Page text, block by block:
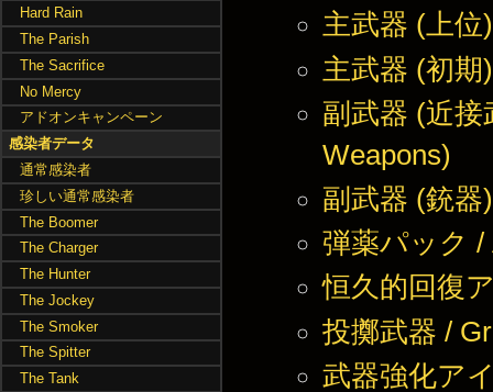
主武器 (上位
主武器 (初期
副武器 (近接
Weapons)
副武器 (銃器
弾薬パック /
恒久的回復
投擲武器 /
武器強化ア
Hard Rain
The Parish
The Sacrifice
No Mercy
アドオンキャンペーン
感染者データ
通常感染者
珍しい通常感染者
The Boomer
The Charger
The Hunter
The Jockey
The Smoker
The Spitter
The Tank